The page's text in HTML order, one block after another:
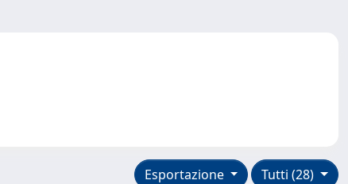
Tutti (28)
Esportazione